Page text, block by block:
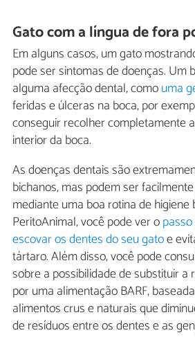
Gato com a língua de fora
Em alguns casos, um gato
pode ser sintomas de doenças. Um
alguma afecção dental, comouma
feridas e úlceras na boca, por
conseguir recolher completamente
interior da boca.
As doenças dentais são
bichanos, mas podem ser
mediante uma boa rotina de higiene
PeritoAnimal, você pode ver o
escovar os dentes do seu gatoe
tártaro. Além disso, você pode
sobre a possibilidade de substituir a
por uma alimentação BARF,
alimentos crus e naturais que
de resíduos entre os dentes e as